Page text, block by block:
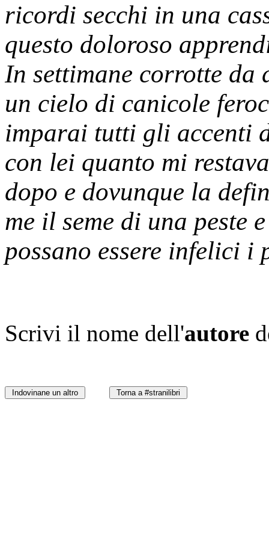
ricordi secchi in una
questo doloroso
In settimane corrotte
un cielo di canicole
imparai tutti gli accenti
con lei quanto mi
dopo e dovunque la
me il seme di una peste
possano essere infelici
Scrivi il nome dell'autore